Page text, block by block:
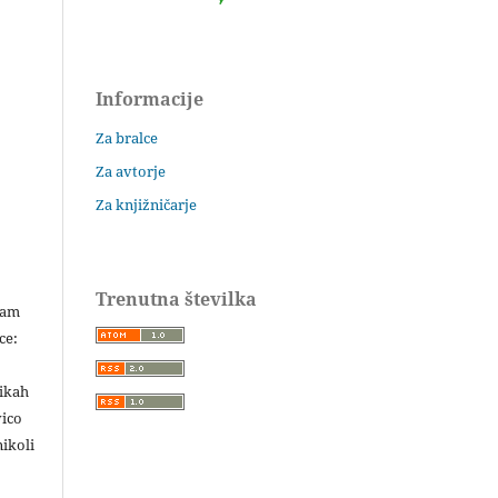
Informacije
Za bralce
Za avtorje
Za knjižničarje
Trenutna številka